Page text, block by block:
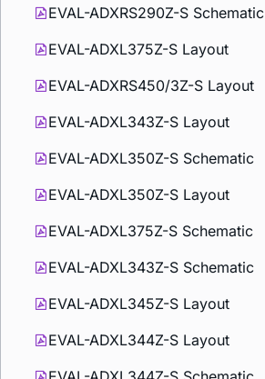
EVAL-ADXRS290Z-S Schematic
EVAL-ADXL375Z-S Layout
EVAL-ADXRS450/3Z-S Layout
EVAL-ADXL343Z-S Layout
EVAL-ADXL350Z-S Schematic
EVAL-ADXL350Z-S Layout
EVAL-ADXL375Z-S Schematic
EVAL-ADXL343Z-S Schematic
EVAL-ADXL345Z-S Layout
EVAL-ADXL344Z-S Layout